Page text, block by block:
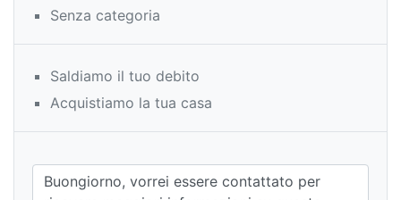
Senza categoria
Saldiamo il tuo debito
Acquistiamo la tua casa